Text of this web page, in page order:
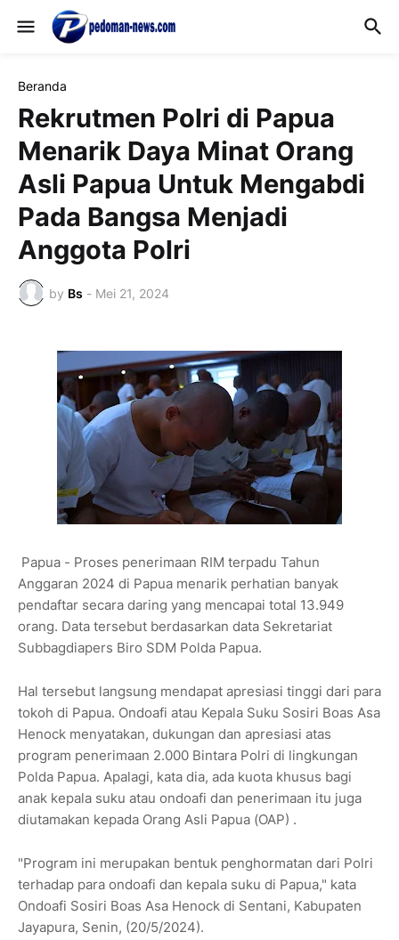
Beranda
Rekrutmen Polri di Papua
Menarik Daya Minat Orang
Asli Papua Untuk Mengabdi
Pada Bangsa Menjadi
Anggota Polri
by Bs - Mei 21, 2024
Papua - Proses penerimaan RIM terpadu Tahun
Anggaran 2024 di Papua menarik perhatian banyak
pendaftar secara daring yang mencapai total 13.949
orang. Data tersebut berdasarkan data Sekretariat
Subbagdiapers Biro SDM Polda Papua.
Hal tersebut langsung mendapat apresiasi tinggi dari para
tokoh di Papua. Ondoafi atau Kepala Suku Sosiri Boas Asa
Henock menyatakan, dukungan dan apresiasi atas
program penerimaan 2.000 Bintara Polri di lingkungan
Polda Papua. Apalagi, kata dia, ada kuota khusus bagi
anak kepala suku atau ondoafi dan penerimaan itu juga
diutamakan kepada Orang Asli Papua (OAP) .
"Program ini merupakan bentuk penghormatan dari Polri
terhadap para ondoafi dan kepala suku di Papua," kata
Ondoafi Sosiri Boas Asa Henock di Sentani, Kabupaten
Jayapura, Senin, (20/5/2024).